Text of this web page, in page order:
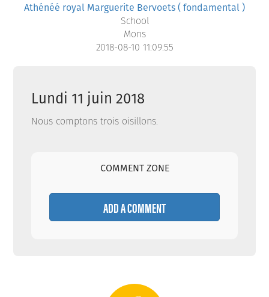
Athénéé royal Marguerite Bervoets ( fondamental )
School
Mons
2018-08-10 11:09:55
Lundi 11 juin 2018
Nous comptons trois oisillons.
COMMENT ZONE
ADD A COMMENT